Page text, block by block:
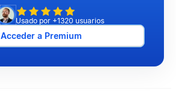
Usado por +1320 usuarios
Acceder a Premium